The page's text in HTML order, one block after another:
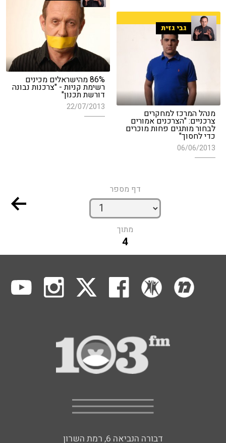
86% מהישראלים מכינים
רשימת קניות - "צרכנות נבונה
דורשת תכנון"
22/07/2013
גבי גזית
מנהל המרכז למחקרים
צרכניים: "הצרכנים אמורים
לבחור מותגים פחות מוכרים
כדי לחסוך"
06/06/2013
דף מספר
מתוך
4
דבורה הנביאה 6, רמת השרון